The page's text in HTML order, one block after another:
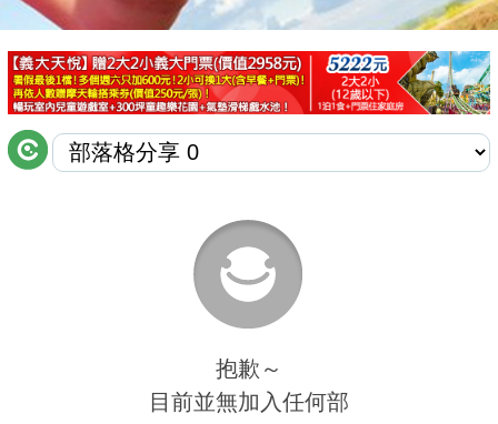
推薦景點
討論區
聯絡我們
抱歉～
目前並無加入任何部